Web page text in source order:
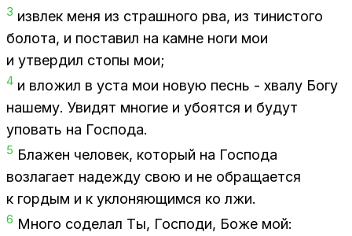
3 из­влек меня из страш­но­го рва, из ти­ни­сто­го
бо­ло­та, и по­ста­вил на камне ноги мои
и утвер­дил сто­пы мои;
4 и вло­жил в уста мои но­вую песнь - хва­лу Богу
на­ше­му. Уви­дят мно­гие и убо­ят­ся и бу­дут
упо­вать на Гос­по­да.
5 Бла­жен че­ло­век, ко­то­рый на Гос­по­да
воз­ла­га­ет на­деж­ду свою и не об­ра­ща­ет­ся
к гор­дым и к укло­ня­ю­щим­ся ко лжи.
6 Мно­го со­де­лал Ты, Гос­по­ди, Боже мой: